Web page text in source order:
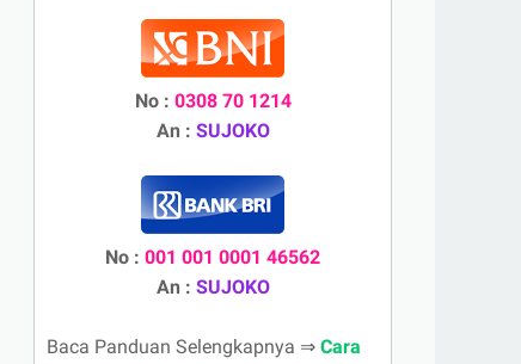
No : 0308 70 1214
An : SUJOKO
No : 001 001 0001 46562
An : SUJOKO
Baca Panduan Selengkapnya ⇒ Cara